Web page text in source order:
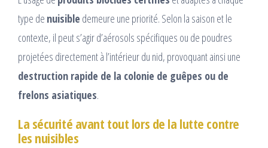
type de nuisible demeure une priorité. Selon la saison et le
contexte, il peut s’agir d’aérosols spécifiques ou de poudres
projetées directement à l’intérieur du nid, provoquant ainsi une
destruction rapide de la colonie de guêpes ou de
frelons asiatiques.
La sécurité avant tout lors de la lutte contre
les nuisibles